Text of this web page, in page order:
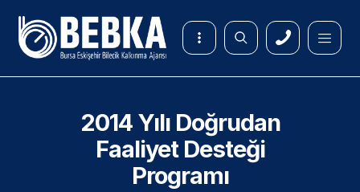
2014 Yılı Doğrudan
Faaliyet Desteği
Programı